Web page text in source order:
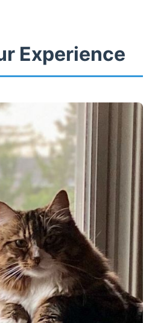
Experience